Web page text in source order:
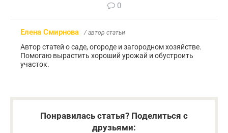
0
Елена Смирнова / автор статьи
Автор статей о саде, огороде и загородном хозяйстве.
Помогаю вырастить хороший урожай и обустроить
участок.
Понравилась статья? Поделиться с
друзьями: